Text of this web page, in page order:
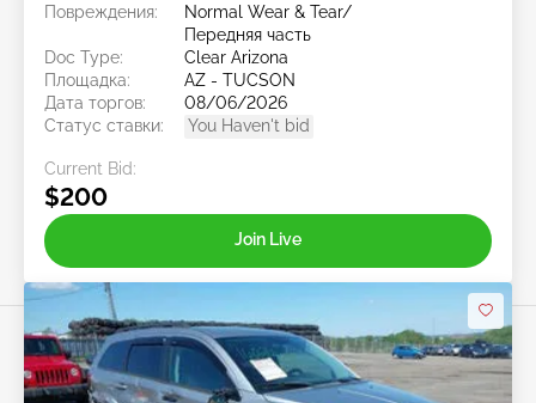
Повреждения:
Normal Wear & Tear/
Передняя часть
Doc Type:
Clear Arizona
Площадка:
AZ - TUCSON
Дата торгов:
08/06/2026
Статус ставки:
You Haven't bid
Current Bid:
$200
Join Live